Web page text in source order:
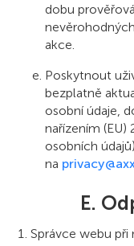
dobu
akce.
Poskytnout
bezplatně
osobní údaje,
nařízením (EU)
osobních
na
E.
Správce webu